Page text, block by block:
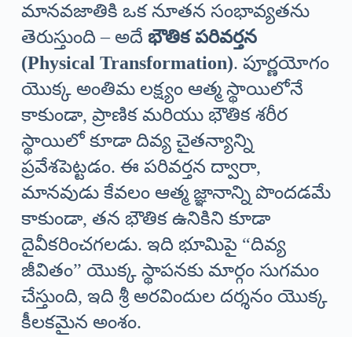
మానవజాతికి ఒక నూతన సంభావ్యతను
తెరుస్తుంది – అదే భౌతిక పరివర్తన
(Physical Transformation). పూర్ణయోగం
యొక్క అంతిమ లక్ష్యం ఆత్మ స్థాయిలోనే
కాకుండా, ప్రాణిక మరియు భౌతిక శరీర
స్థాయిలో కూడా దివ్య చైతన్యాన్ని
ప్రవేశపెట్టడం. ఈ పరివర్తన ద్వారా,
మానవుడు కేవలం ఆత్మ జ్ఞానాన్ని పొందడమే
కాకుండా, తన భౌతిక ఉనికిని కూడా
దైవీకరించగలడు. ఇది భూమిపై “దివ్య
జీవితం” యొక్క స్థాపనకు మార్గం సుగమం
చేస్తుంది, ఇది శ్రీ అరవిందుల దర్శనం యొక్క
కీలకమైన అంశం.